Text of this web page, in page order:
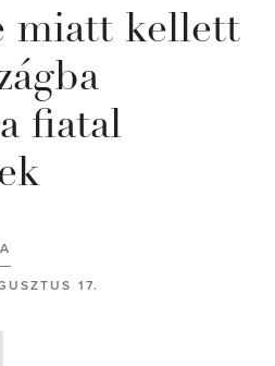
miatt kellett
fiatal
17.